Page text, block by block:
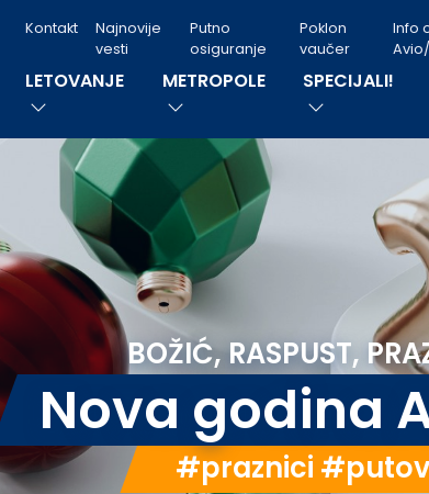
Kontakt
Najnovije
vesti
Putno
osiguranje
Poklon
vaučer
Info
LETOVANJE METROPOLE SPECIJALI!
BOŽIĆ, RASPUST,
Nova godina
#praznici